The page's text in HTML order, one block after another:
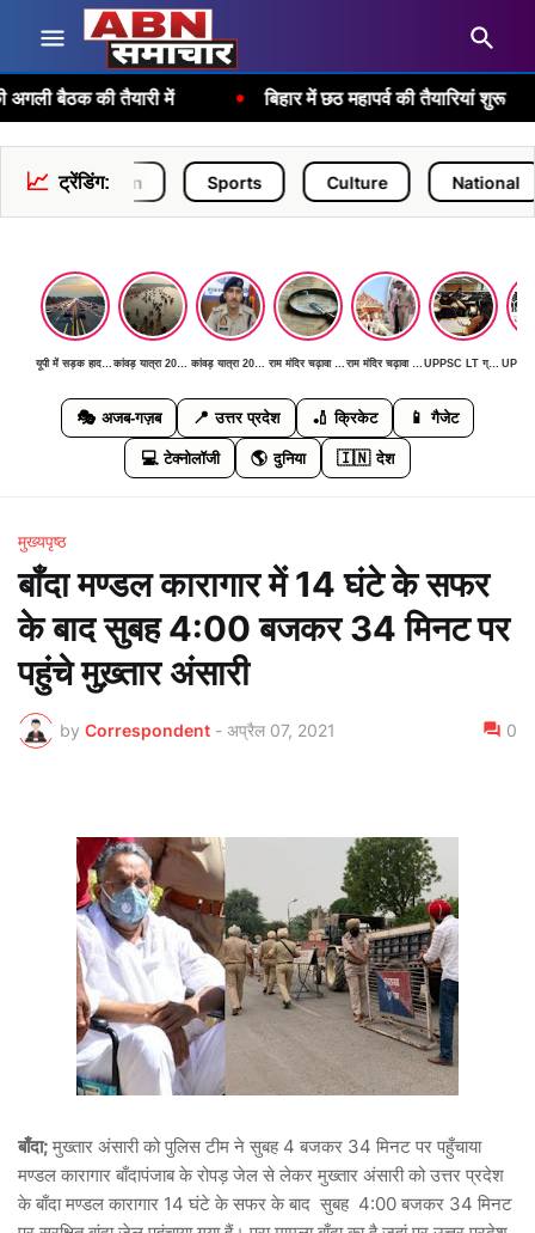
की तैयारी में • बिहार में छठ महापर्व की तैयारियां शुरू •
📈 ट्रेंडिंग:
Rajasthan Culture National
यूपी में सड़क हादसों में आई कमी: जनवरी-जून 2026 में पिछले साल के मुकाबले 9% घटी दुर्घटनाएं, 800 से ज्यादा जिंदगियां बचीं कांवड़ यात्रा 2026: पहली बार AI कैमरों और ड्रोन से निगरानी, DGP ने दिया 'जीरो इंसीडेंट, जीरो एक्सीडेंट' का लक्ष्य कांवड़ यात्रा 2026: पहली बार AI कैमरों और ड्रोन से निगरानी, DGP ने दिया 'जीरो इंसीडेंट, जीरो एक्सीडेंट' का लक्ष्य राम मंदिर चढ़ावा चोरी मामला: SIT जांच में सामने आई बड़ी मनी ट्रेल, जल्द खुलेगा रहस्य से पर्दा राम मंदिर चढ़ावा चोरी मामला: SIT जांच में सामने आई बड़ी मनी ट्रेल, जल्द खुलेगा रहस्य से पर्दा UPPSC LT ग्रेड मुख्य परीक्षा 11 जुलाई को: हिंदी, सामाजिक विज्ञान, फिजिकल साइंस और संगीत विषयों की होगी परीक्षा
🎭 अजब-गज़ब 📍 उत्तर प्रदेश 🏏 क्रिकेट 📱 गैजेट
💻 टेक्नोलॉजी 🌎 दुनिया 🇮🇳 देश
मुख्यपृष्ठ
बाँदा मण्डल कारागार में 14 घंटे के सफर
के बाद सुबह 4:00 बजकर 34 मिनट पर
पहुंचे मुख़्तार अंसारी
by Correspondent - अप्रैल 07, 2021 0
बाँदा; मुख्तार अंसारी को पुलिस टीम ने सुबह 4 बजकर 34 मिनट पर पहुँचाया
मण्डल कारागार बाँदापंजाब के रोपड़ जेल से लेकर मुख्तार अंसारी को उत्तर प्रदेश
के बाँदा मण्डल कारागार 14 घंटे के सफर के बाद सुबह 4:00 बजकर 34 मिनट